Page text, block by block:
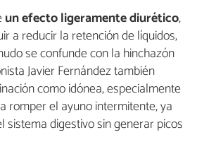
un efecto ligeramente diurético,
a reducir la retención de líquidos,
se confunde con la hinchazón
Javier Fernández también
como idónea, especialmente
romper el ayuno intermitente, ya
sistema digestivo sin generar picos